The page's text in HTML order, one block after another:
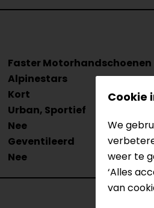
Faster Motorhandschoenen
Alpinestars
Kort
Urban, Sportief
Nee
Geventileerd
Nee
Cookie
We
weer te
‘Alles
van